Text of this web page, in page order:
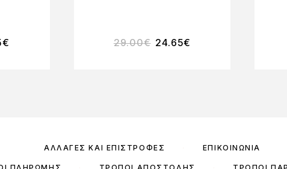
€ 29.00€ 24.65€
ΑΛΛΑΓΈΣ ΚΑΙ ΕΠΙΣΤΡΟΦΈΣ ΕΠΙΚΟΙΝΩΝΊΑ